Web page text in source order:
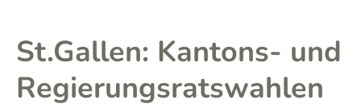
St.Gallen: Kantons- und
Regierungsratswahlen